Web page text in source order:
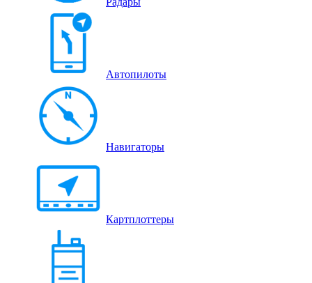
Автопилоты
Навигаторы
Картплоттеры